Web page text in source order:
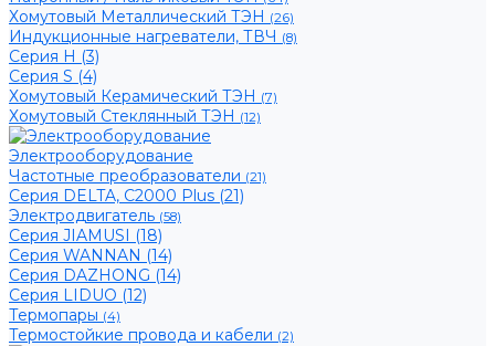
Хомутовый Металлический ТЭН (26)
Индукционные нагреватели, ТВЧ (8)
Серия H (3)
Серия S (4)
Хомутовый Керамический ТЭН (7)
Хомутовый Стеклянный ТЭН (12)
Электрооборудование
Частотные преобразователи (21)
Серия DELTA, С2000 Plus (21)
Электродвигатель (58)
Серия JIAMUSI (18)
Серия WANNAN (14)
Серия DAZHONG (14)
Серия LIDUO (12)
Термопары (4)
Термостойкие провода и кабели (2)